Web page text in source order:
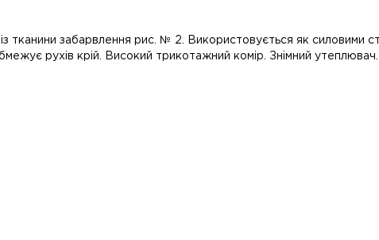
тканини забарвлення рис. № 2. Використовується як силовими
рухів крій. Високий трикотажний комір. Знімний